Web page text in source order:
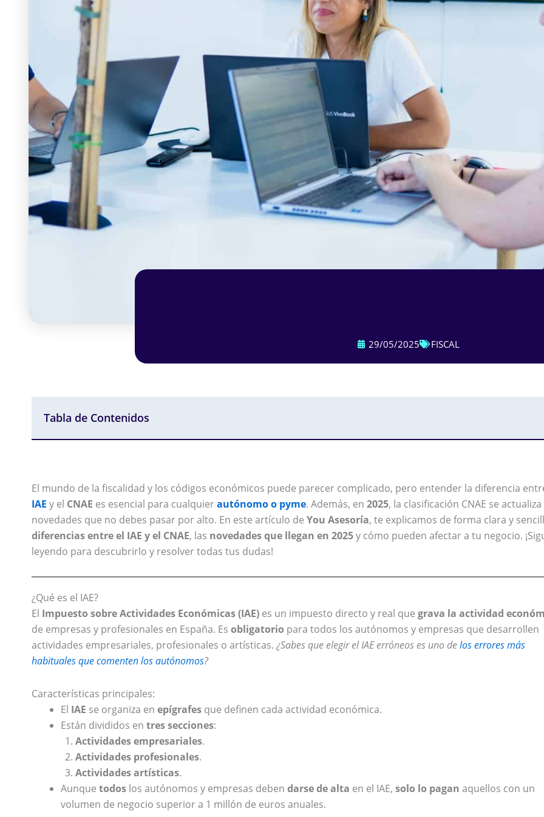
29/05/2025 FISCAL
Tabla de Contenidos
El mundo de la fiscalidad y los códigos económicos puede parecer complicado, pero entender la diferencia
IAE y el CNAE es esencial para cualquierautónomo o pyme. Además, en 2025, la clasificación CNAE se
novedades que no debes pasar por alto. En este artículo de You Asesoría, te explicamos de forma clara y
diferencias entre el IAE y el CNAE, las novedades que llegan en 2025y cómo pueden afectar a tu negocio.
leyendo para descubrirlo y resolver todas tus dudas!
¿Qué es el IAE?
El Impuesto sobre Actividades Económicas (IAE) es un impuesto directo y real que grava la actividad
de empresas y profesionales en España. Es obligatorio para todos los autónomos y empresas que desarrollen
actividades empresariales, profesionales o artísticas. ¿Sabes que elegir el IAE erróneos es uno delos errores más
habituales que comenten los autónomos?
Características principales:
El IAE se organiza en epígrafes que definen cada actividad económica.
Están divididos en tres secciones:
Actividades empresariales.
Actividades profesionales.
Actividades artísticas.
Aunque todos los autónomos y empresas deben darse de alta en el IAE, solo lo pagan aquellos con un
volumen de negocio superior a 1 millón de euros anuales.